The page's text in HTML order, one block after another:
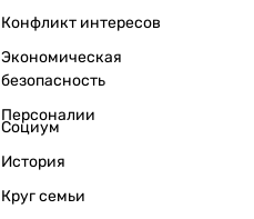
Конфликт интересов
Экономическая
безопасность
Персоналии
Социум
История
Круг семьи